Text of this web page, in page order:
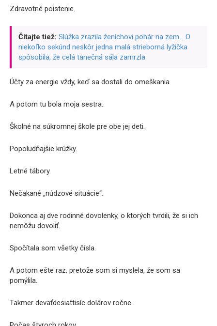
Zdravotné poistenie.
Čítajte tiež: Slúžka zrazila ženíchovi pohár na zem… O
niekoľko sekúnd neskôr jedna malá strieborná lyžička
spôsobila, že celá tanečná sála zamrzla
Účty za energie vždy, keď sa dostali do omeškania.
A potom tu bola moja sestra.
Školné na súkromnej škole pre obe jej deti.
Popoludňajšie krúžky.
Letné tábory.
Nečakané „núdzové situácie“.
Dokonca aj dve rodinné dovolenky, o ktorých tvrdili, že si ich
nemôžu dovoliť.
Spočítala som všetky čísla.
A potom ešte raz, pretože som si myslela, že som sa
pomýlila.
Takmer deväťdesiattisíc dolárov ročne.